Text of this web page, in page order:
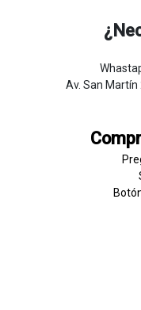
Av. San Martín